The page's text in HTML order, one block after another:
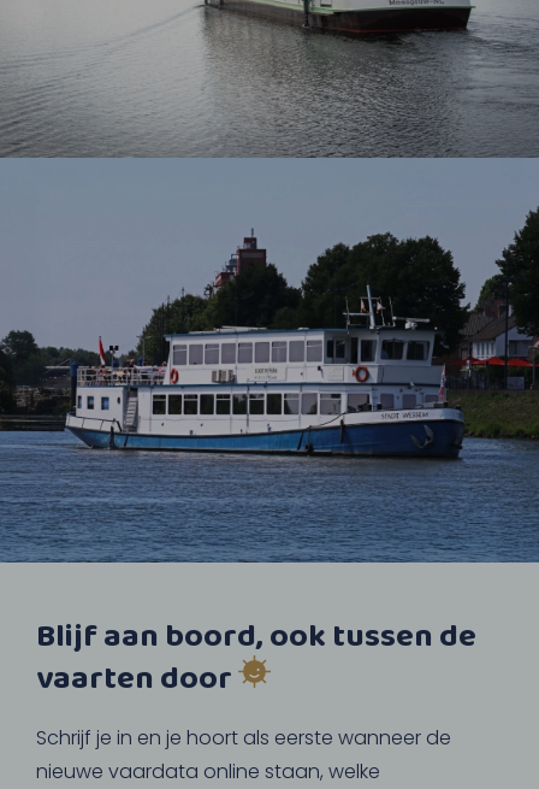
Blijf aan boord, ook tussen de
vaarten door
Schrijf je in en je hoort als eerste wanneer de
nieuwe vaardata online staan, welke